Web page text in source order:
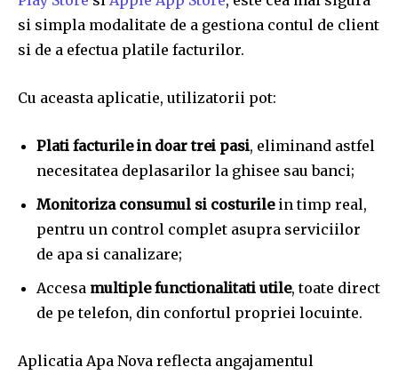
si simpla modalitate de a gestiona contul de client
si de a efectua platile facturilor.
Cu aceasta aplicatie, utilizatorii pot:
Plati facturile in doar trei pasi, eliminand astfel
necesitatea deplasarilor la ghisee sau banci;
Monitoriza consumul si costurilein timp real,
pentru un control complet asupra serviciilor
de apa si canalizare;
Accesa multiple functionalitati utile, toate direct
de pe telefon, din confortul propriei locuinte.
Aplicatia Apa Nova reflecta angajamentul